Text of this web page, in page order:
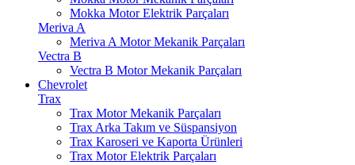
Mokka Motor Elektrik Parçaları
Meriva A
Meriva A Motor Mekanik Parçaları
Vectra B
Vectra B Motor Mekanik Parçaları
Chevrolet
Trax
Trax Motor Mekanik Parçaları
Trax Arka Takım ve Süspansiyon
Trax Karoseri ve Kaporta Ürünleri
Trax Motor Elektrik Parçaları